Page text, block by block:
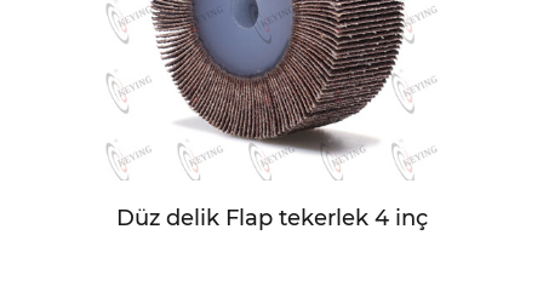
Düz delik Flap tekerlek 4 inç